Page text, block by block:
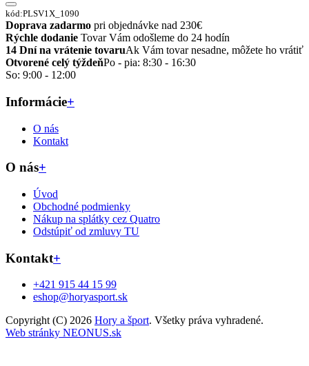
kód:PLSV1X_1090
Doprava zadarmo pri objednávke nad 230€
Rýchle dodanie Tovar Vám odošleme do 24 hodín
14 Dní na vrátenie tovaruAk Vám tovar nesadne, môžete ho vrátiť
Otvorené celý týždeňPo - pia: 8:30 - 16:30
So: 9:00 - 12:00
Informácie+
O nás
Kontakt
O nás+
Úvod
Obchodné podmienky
Nákup na splátky cez Quatro
Odstúpiť od zmluvy TU
Kontakt+
+421 915 44 15 99
eshop@horyasport.sk
Copyright (C) 2026 Hory a šport. Všetky práva vyhradené.
Web stránky NEONUS.sk